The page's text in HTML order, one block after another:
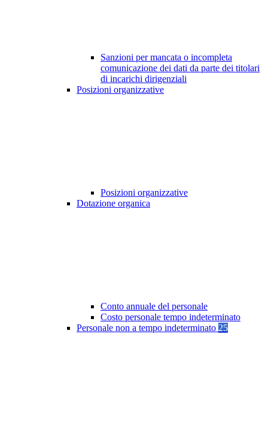
Sanzioni per mancata o incompleta
comunicazione dei dati da parte dei titolari
di incarichi dirigenziali
Posizioni organizzative
Posizioni organizzative
Dotazione organica
Conto annuale del personale
Costo personale tempo indeterminato
Personale non a tempo indeterminato 25